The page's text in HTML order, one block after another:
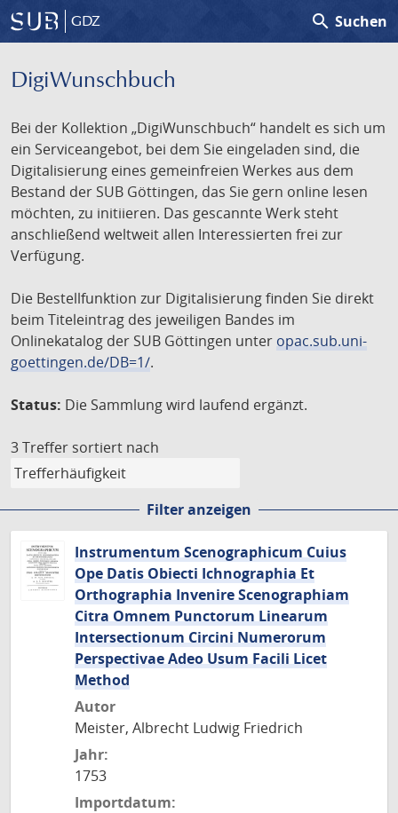
GDZ search Suchen
DigiWunschbuch
Bei der Kollektion „DigiWunschbuch“ handelt es sich um
ein Serviceangebot, bei dem Sie eingeladen sind, die
Digitalisierung eines gemeinfreien Werkes aus dem
Bestand der SUB Göttingen, das Sie gern online lesen
möchten, zu initiieren. Das gescannte Werk steht
anschließend weltweit allen Interessierten frei zur
Verfügung.
Die Bestellfunktion zur Digitalisierung finden Sie direkt
beim Titeleintrag des jeweiligen Bandes im
Onlinekatalog der SUB Göttingen unter opac.sub.uni-
goettingen.de/DB=1/.
Status: Die Sammlung wird laufend ergänzt.
3 Treffer sortiert nach
Filter anzeigen
Instrumentum Scenographicum Cuius
Ope Datis Obiecti Ichnographia Et
Orthographia Invenire Scenographiam
Citra Omnem Punctorum Linearum
Intersectionum Circini Numerorum
Perspectivae Adeo Usum Facili Licet
Method
Autor
Meister, Albrecht Ludwig Friedrich
Jahr:
1753
Importdatum: